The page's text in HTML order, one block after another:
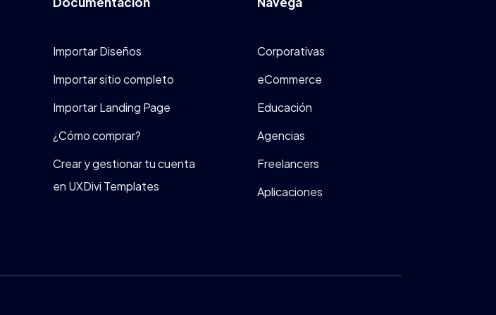
Importar Diseños
Importar sitio completo
Importar Landing Page
¿Cómo comprar?
Crear y gestionar tu cuenta
en UXDivi Templates
Corporativas
eCommerce
Educación
Agencias
Freelancers
Aplicaciones